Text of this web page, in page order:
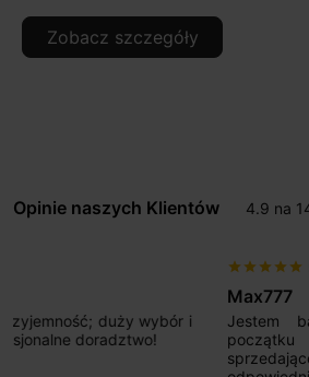
Zobacz szczegóły
Opinie naszych Klientów 4.9 na
Jestem bardzo zadowolony.
początku uderzyło mnie
sprzedającego. Pan ma duże